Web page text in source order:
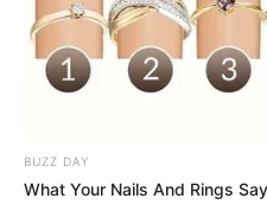
BUZZ DAY
What Your Nails And Rings